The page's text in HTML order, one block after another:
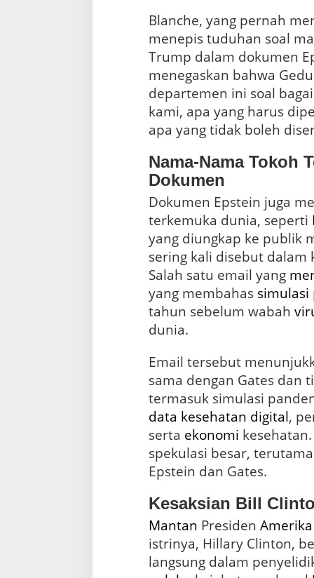
Blanche, yang pernah
menepis tuduhan soal
Trump dalam dokumen
menegaskan bahwa
departemen ini soal
kami, apa yang harus
apa yang tidak boleh
Nama-Nama Tokoh
Dokumen
Dokumen Epstein juga
terkemuka dunia, seperti
yang diungkap ke publik
sering kali disebut dalam
Salah satu email yang
yang membahas simulasi
tahun sebelum wabah
dunia.
Email tersebut
sama dengan Gates dan
data kesehatan digital,
serta ekonomi
spekulasi besar,
Epstein dan Gates.
Kesaksian Bill
Mantan Presiden Amerika
istrinya, Hillary Clinton,
langsung dalam